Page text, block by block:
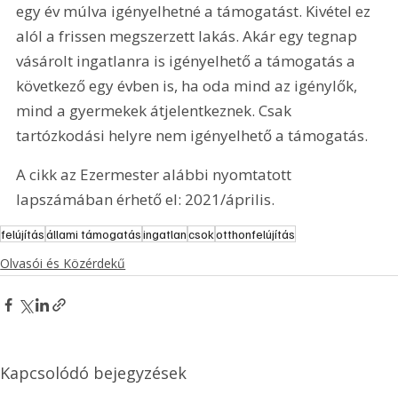
egy év múlva igényelhetné a támogatást. Kivétel ez
alól a frissen megszerzett lakás. Akár egy tegnap
vásárolt ingatlanra is igényelhető a támogatás a
következő egy évben is, ha oda mind az igénylők,
mind a gyermekek átjelentkeznek. Csak
tartózkodási helyre nem igényelhető a támogatás.
A cikk az Ezermester alábbi nyomtatott
lapszámában érhető el: 2021/április.
felújításállami támogatásingatlancsokotthonfelújítás
Olvasói és Közérdekű
Kapcsolódó bejegyzések